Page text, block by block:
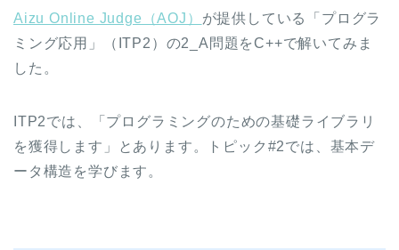
Aizu Online Judge（AOJ） が提供している「プログラ
ミング応用」（ITP2）の2_A問題をC++で解いてみま
した。
ITP2では、「プログラミングのための基礎ライブラリ
を獲得します」とあります。トピック#2では、基本デ
ータ構造を学びます。